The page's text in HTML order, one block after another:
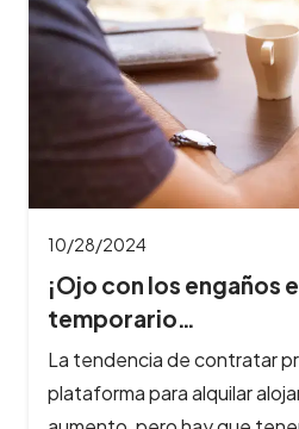
10/28/2024
¡Ojo con los engaños
temporario…
La tendencia de contratar
plataforma para alquilar